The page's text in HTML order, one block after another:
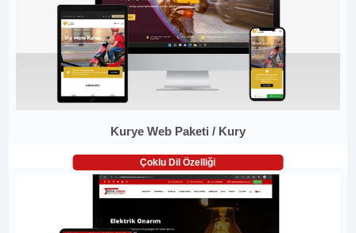
Kurye Web Paketi / Kury
Çoklu Dil Özelliği